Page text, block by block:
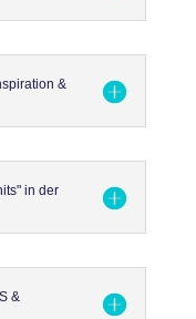
&
in der
&